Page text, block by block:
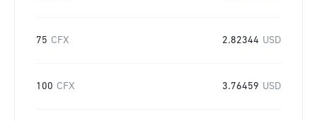
75 CFX 2.82344 USD
100 CFX 3.76459 USD